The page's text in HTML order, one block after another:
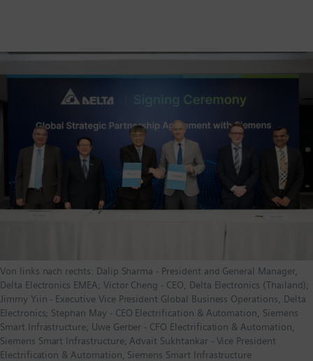
Von links nach rechts: Dalip Sharma - President and General Manager,
Delta Electronics EMEA; Victor Cheng - CEO, Delta Electronics (Thailand);
Jimmy Yiin - Executive Vice President Global Business Operations, Delta
Electronics; Stephan May - CEO Electrification & Automation, Siemens
Smart Infrastructure; Uwe Gerber - CFO Electrification & Automation,
Siemens Smart Infrastructure; Advait Sukhtankar - Vice President
Electrification & Automation, Siemens Smart Infrastructure